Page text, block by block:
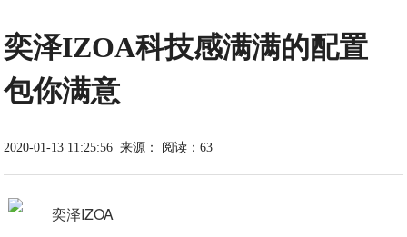
奕泽IZOA科技感满满的配置
包你满意
2020-01-13 11:25:56 来源： 阅读：63